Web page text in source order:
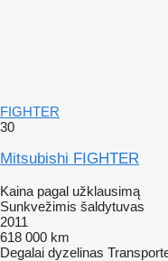
FIGHTER
30
Mitsubishi FIGHTER
Kaina pagal užklausimą
Sunkvežimis šaldytuvas
2011
618 000 km
Degalai dyzelinas